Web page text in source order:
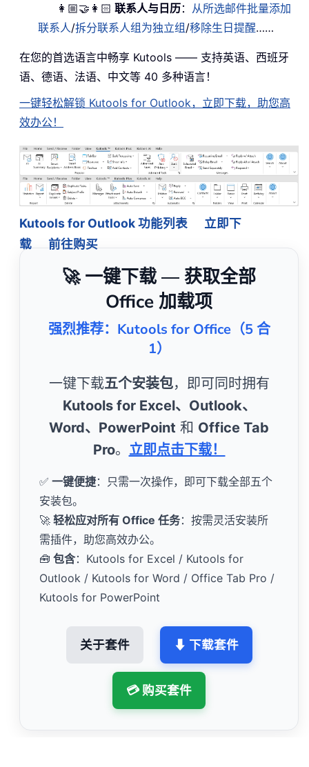
👩🏼‍🤝‍👩🏻 联系人与日历： 从所选邮件批量添加
联系人/拆分联系人组为独立组 /移除生日提醒……
在您的首选语言中畅享 Kutools —— 支持英语、西班牙
语、德语、法语、中文等 40 多种语言！
一键轻松解锁 Kutools for Outlook，立即下载，助您高
效办公！
Kutools for Outlook 功能列表
立即下
载
前往购买
🚀 一键下载 — 获取全部
Office 加载项
强烈推荐：Kutools for Office（5 合
1）
一键下载五个安装包，即可同时拥有
Kutools for Excel、Outlook、
Word、PowerPoint 和 Office Tab
Pro。 立即点击下载！
✅ 一键便捷：只需一次操作，即可下载全部五个
安装包。
🚀 轻松应对所有 Office 任务：按需灵活安装所
需插件，助您高效办公。
🧰 包含：Kutools for Excel / Kutools for
Outlook / Kutools for Word / Office Tab Pro /
Kutools for PowerPoint
关于套件 ⬇ 下载套件
💳 购买套件